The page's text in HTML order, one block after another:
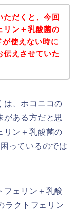
だくと、今回
リン＋乳酸菌の
使えない時に
伝えさせていた
は、ホコニコの
がある方だと思
リン＋乳酸菌の
っているのでは
フェリン＋乳酸
ラクトフェリン